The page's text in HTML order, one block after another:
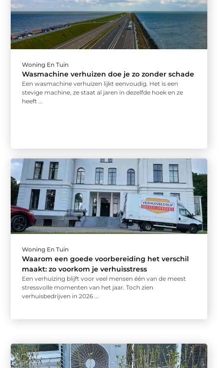
Woning En Tuin
Wasmachine verhuizen doe je zo zonder schade
Een wasmachine verhuizen lijkt eenvoudig. Het is een
stevige machine, ze staat al jaren in dezelfde hoek en ze
heeft ...
Woning En Tuin
Waarom een goede voorbereiding het verschil
maakt: zo voorkom je verhuisstress
Een verhuizing blijft voor veel mensen één van de meest
stressvolle momenten van het jaar. Toch zien
verhuisbedrijven in 2026 ...